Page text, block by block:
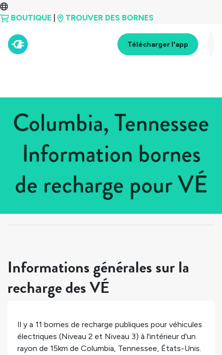
BOUTIQUE TROUVER DES BORNES
Télécharger l'app
Columbia, Tennessee
Information bornes
de recharge pour VÉ
États-Unis > Tennessee
Informations générales sur la
recharge des VÉ
Il y a 11 bornes de recharge publiques pour véhicules
électriques (Niveau 2 et Niveau 3) à l'intérieur d'un
rayon de 15km de Columbia, Tennessee, États-Unis.